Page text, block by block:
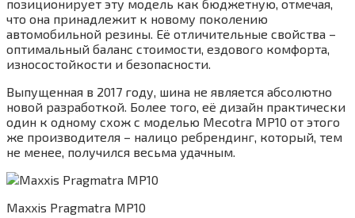
позиционирует эту модель как бюджетную, отмечая,
что она принадлежит к новому поколению
автомобильной резины. Её отличительные свойства –
оптимальный баланс стоимости, ездового комфорта,
износостойкости и безопасности.
Выпущенная в 2017 году, шина не является абсолютно
новой разработкой. Более того, её дизайн практически
один к одному схож с моделью Mecotra MP10 от этого
же производителя – налицо ребрендинг, который, тем
не менее, получился весьма удачным.
Maxxis Pragmatra MP10